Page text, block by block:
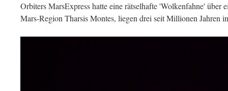
Orbiters MarsExpress hatte eine rätselhafte 'Wolkenfahne'
Mars-Region Tharsis Montes, liegen drei seit Millionen Jahren